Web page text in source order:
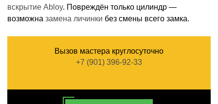
вскрытие Abloy. Повреждён только цилиндр —
возможна замена личинки без смены всего замка.
Вызов мастера круглосуточно
+7 (901) 396-92-33